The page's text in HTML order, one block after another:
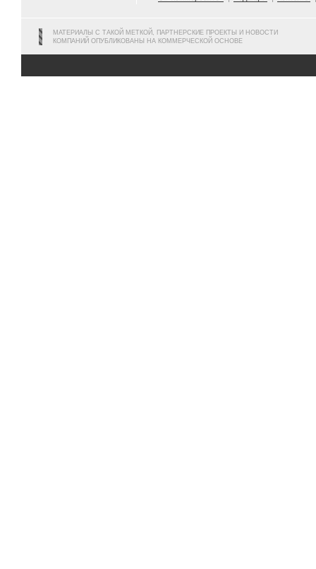
МАТЕРИАЛЫ С ТАКОЙ МЕТКОЙ, ПАРТНЕРСКИЕ ПРОЕКТЫ И НОВОСТИ
КОМПАНИЙ ОПУБЛИКОВАНЫ НА КОММЕРЧЕСКОЙ ОСНОВЕ